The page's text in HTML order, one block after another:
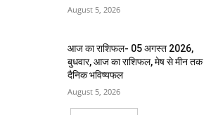
August 5, 2026
आज का राशिफल- 05 अगस्त 2026,
बुधवार, आज का राशिफल, मेष से मीन तक
दैनिक भविष्यफल
August 5, 2026